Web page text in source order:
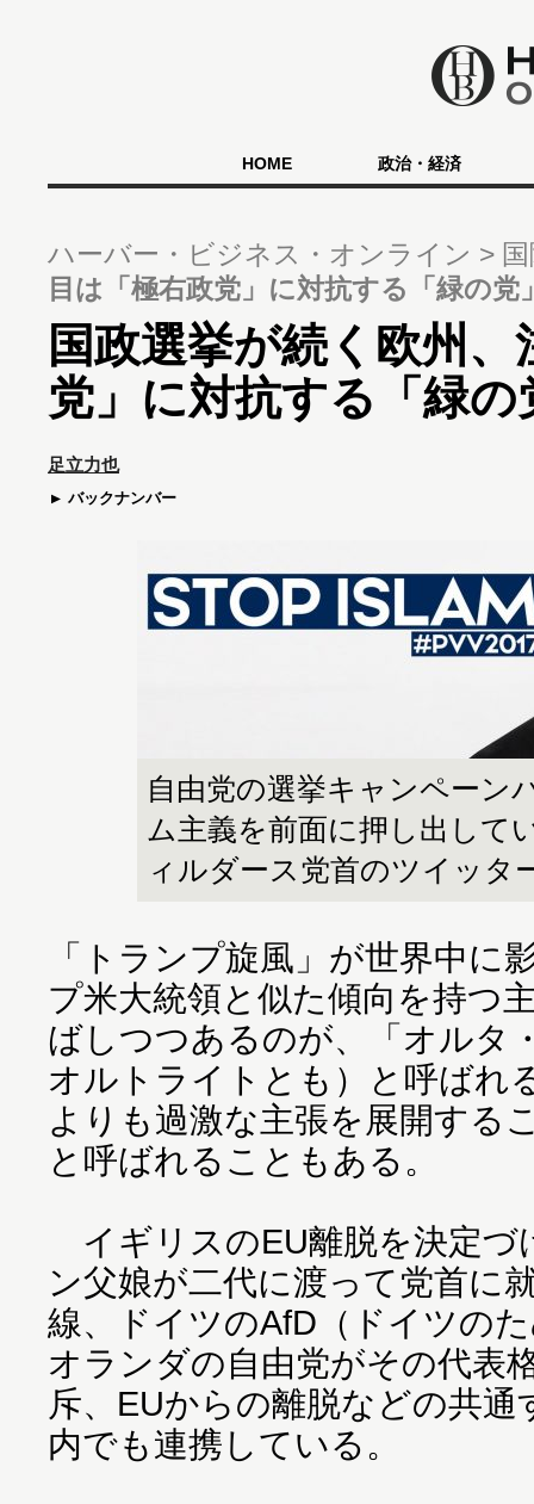
HOME 政治・経済
ハーバー・ビジネス・オンライン
目は「極右政党」に対抗する「緑の党
国政選挙が続く欧州
党」に対抗する「緑の
足立力也
バックナンバー
自由党の選挙キャンペーン
ム主義を前面に押し出して
ィルダース党首のツイッタ
「トランプ旋風」が世界中に
プ米大統領と似た傾向を持つ
ばしつつあるのが、「オルタ
オルトライトとも）と呼ばれ
よりも過激な主張を展開する
と呼ばれることもある。
イギリスのEU離脱を決定づ
ン父娘が二代に渡って党首に
線、ドイツのAfD（ドイツの
オランダの自由党がその代表
斥、EUからの離脱などの共
内でも連携している。